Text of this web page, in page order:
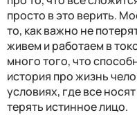
просто в это верить.
то, как важно не
живем и работаем в
много того, что
история про жизнь
условиях, где все
терять истинное лицо.